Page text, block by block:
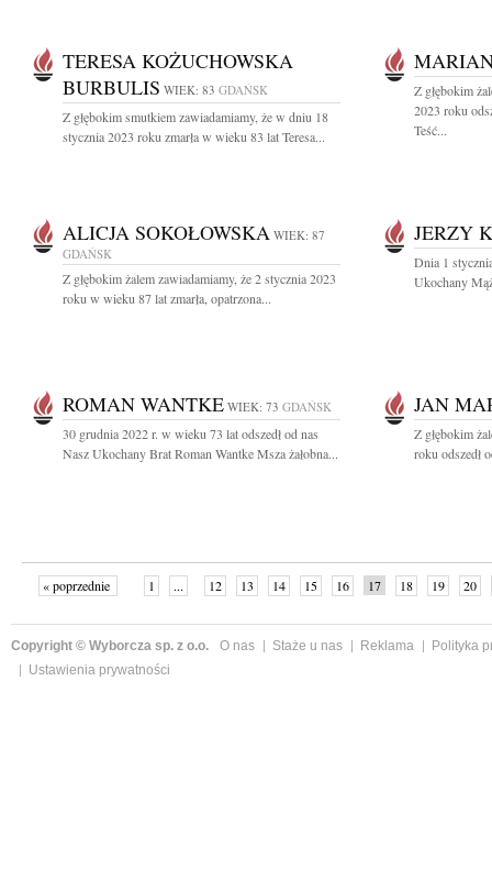
TERESA KOŻUCHOWSKA
BURBULIS WIEK: 83 GDAŃSK
Z głębokim smutkiem zawiadamiamy, że w dniu 18
stycznia 2023 roku zmarła w wieku 83 lat Teresa...
Z głębokim
2023 roku
Teść...
ALICJA SOKOŁOWSKA WIEK: 87
GDAŃSK
Z głębokim żalem zawiadamiamy, że 2 stycznia 2023
roku w wieku 87 lat zmarła, opatrzona...
JERZY
Dnia 1
Ukochany
ROMAN WANTKE WIEK: 73 GDAŃSK
30 grudnia 2022 r. w wieku 73 lat odszedł od nas
Nasz Ukochany Brat Roman Wantke Msza żałobna...
JAN
Z głębokim
roku odszedł
« poprzednie 1 ... 12 13 14 15 16 17 18 19
20
Copyright © Wyborcza sp. z o.o. O nas Staże u nas Reklama
Polityka
Ustawienia prywatności